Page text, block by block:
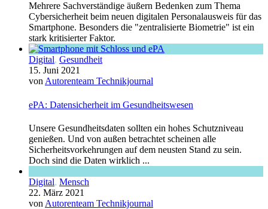
Mehrere Sachverständige äußern Bedenken zum Thema
Cybersicherheit beim neuen digitalen Personalausweis für das
Smartphone. Besonders die "zentralisierte Biometrie" ist ein
stark kritisierter Faktor.
Digital, Gesundheit
15. Juni 2021
vonAutorenteam Technikjournal
ePA: Datensicherheit im Gesundheitswesen
Unsere Gesundheitsdaten sollten ein hohes Schutzniveau
genießen. Und von außen betrachtet scheinen alle
Sicherheitsvorkehrungen auf dem neusten Stand zu sein.
Doch sind die Daten wirklich ...
Digital, Mensch
22. März 2021
von Autorenteam Technikjournal